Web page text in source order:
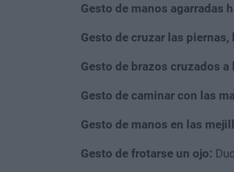
Gesto de manos agarradas
Gesto de cruzar las
Gesto de brazos cruzados
Gesto de caminar con las
Gesto de manos en las
Gesto de frotarse un ojo: